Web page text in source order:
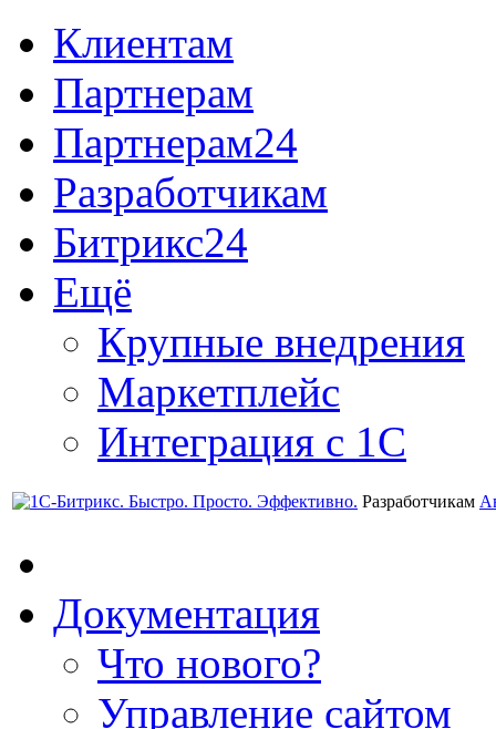
Клиентам
Партнерам
Партнерам24
Разработчикам
Битрикс24
Ещё
Крупные внедрения
Маркетплейс
Интеграция с 1С
Разработчикам
Документация
Что нового?
Управление сайтом